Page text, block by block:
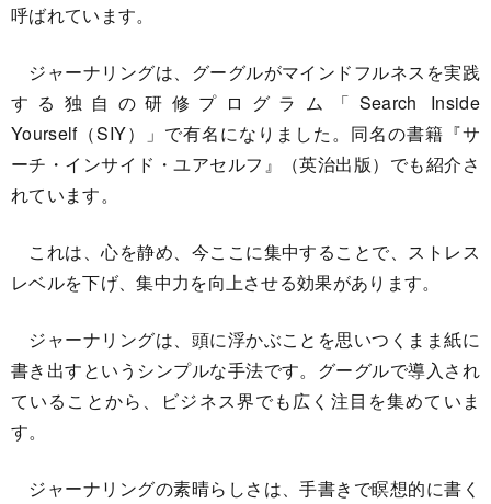
呼ばれています。
ジャーナリングは、グーグルがマインドフルネスを実践
する独自の研修プログラム「Search Inside
Yourself（SIY）」で有名になりました。同名の書籍『サ
ーチ・インサイド・ユアセルフ』（英治出版）でも紹介さ
れています。
これは、心を静め、今ここに集中することで、ストレス
レベルを下げ、集中力を向上させる効果があります。
ジャーナリングは、頭に浮かぶことを思いつくまま紙に
書き出すというシンプルな手法です。グーグルで導入され
ていることから、ビジネス界でも広く注目を集めていま
す。
ジャーナリングの素晴らしさは、手書きで瞑想的に書く